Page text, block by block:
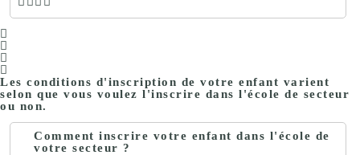
Les conditions d'inscription de votre enfant varient
selon que vous voulez l'inscrire dans l'école de secteur
ou non.
Comment inscrire votre enfant dans l'école de
votre secteur ?